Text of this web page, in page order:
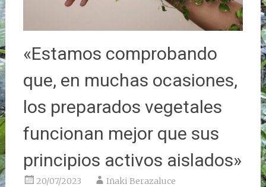
«Estamos comprobando
que, en muchas ocasiones,
los preparados vegetales
funcionan mejor que sus
principios activos aislados»
20/07/2023 Iñaki Berazaluce